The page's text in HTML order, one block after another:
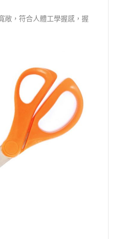
敞，符合人體工學握感，握